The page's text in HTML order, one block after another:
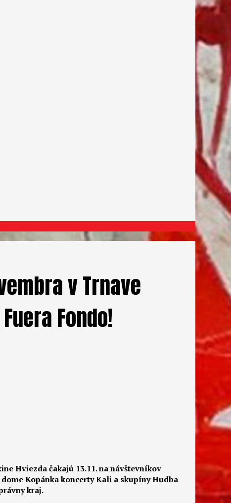
v Trnave
Fondo!
Hviezda čakajú 13.11. na návštevníkov
Kopánka koncertyKali a skupíny Hudba
kraj.